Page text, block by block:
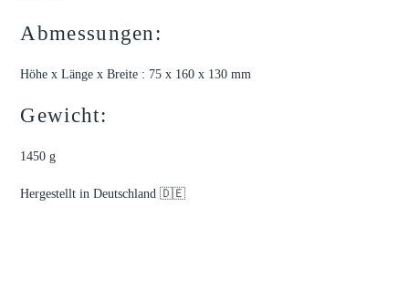
Abmessungen:
Höhe x Länge x Breite : 75 x 160 x 130 mm
Gewicht:
1450 g
Hergestellt in Deutschland 🇩🇪